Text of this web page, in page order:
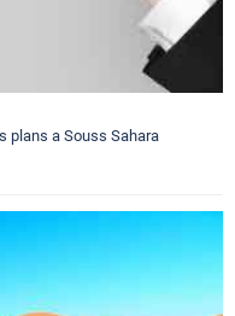
plans a Souss Sahara